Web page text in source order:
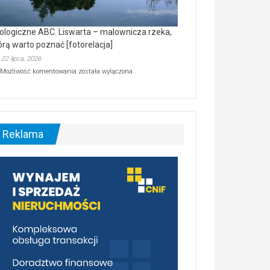
ABC. Liswarta – malownicza rzeka,
warto poznać [fotorelacja]
22 lipca, 2026
Możliwość komentowania Ekologiczne
–
malownicza
[fotorelacja]
została wyłączona
Reklama